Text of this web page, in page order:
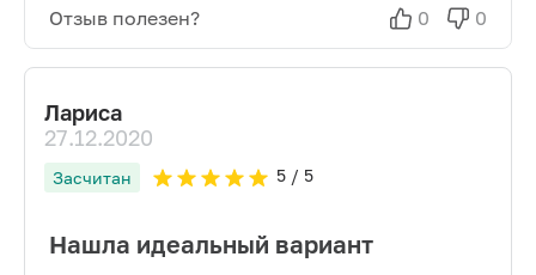
Отзыв полезен? 0 0
Лариса
27.12.2020
Засчитан 5/ 5
Нашла идеальный вариант